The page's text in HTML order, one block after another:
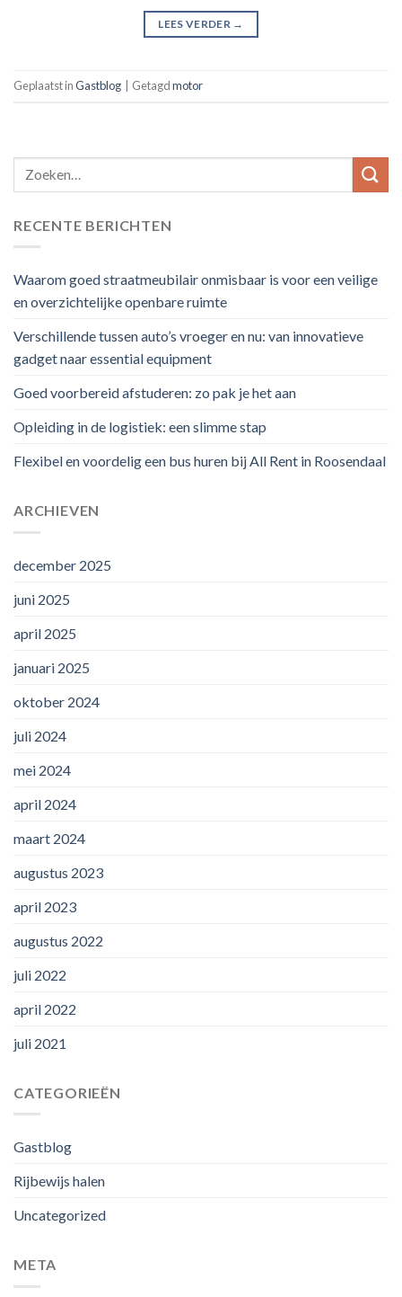
LEES VERDER →
Geplaatst inGastblog Getagdmotor
RECENTE BERICHTEN
Waarom goed straatmeubilair onmisbaar is voor een veilige
en overzichtelijke openbare ruimte
Verschillende tussen auto’s vroeger en nu: van innovatieve
gadget naar essential equipment
Goed voorbereid afstuderen: zo pak je het aan
Opleiding in de logistiek: een slimme stap
Flexibel en voordelig een bus huren bij All Rent in Roosendaal
ARCHIEVEN
december 2025
juni 2025
april 2025
januari 2025
oktober 2024
juli 2024
mei 2024
april 2024
maart 2024
augustus 2023
april 2023
augustus 2022
juli 2022
april 2022
juli 2021
CATEGORIEËN
Gastblog
Rijbewijs halen
Uncategorized
META